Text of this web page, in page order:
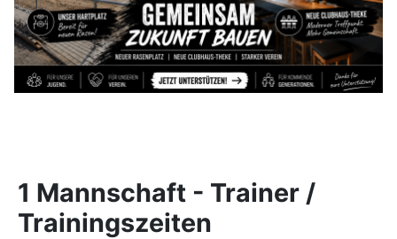
1 Mannschaft - Trainer /
Trainingszeiten